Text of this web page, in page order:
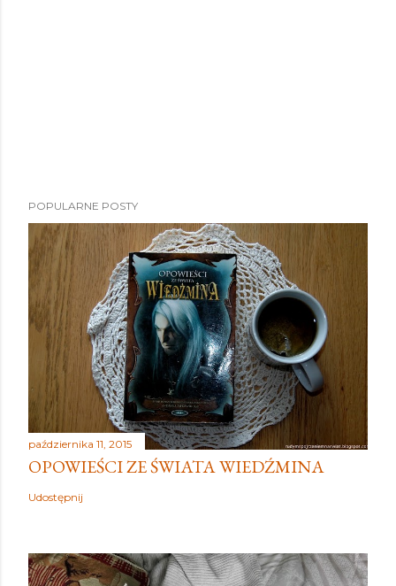
POPULARNE POSTY
października 11, 2015
OPOWIEŚCI ZE ŚWIATA WIEDŹMINA
Udostępnij